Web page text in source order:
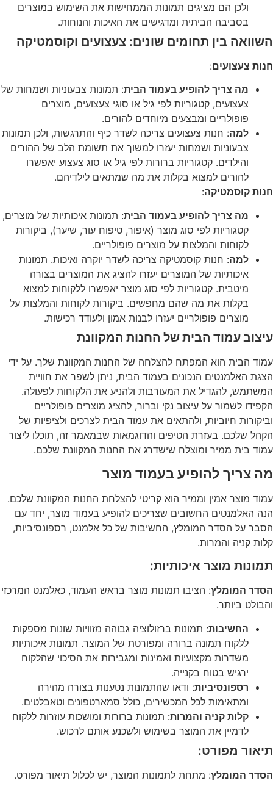
ולכן הם מציגים תמונות הממחישות את השימוש במוצרים
בסביבה הביתית ומדגישים את האיכות והנוחות.
השוואה בין תחומים שונים: צעצועים וקוסמטיקה
חנות צעצועים:
מה צריך להופיע בעמוד הבית: תמונות צבעוניות ושמחות של
צעצועים, קטגוריות לפי גיל או סוגי צעצועים, מוצרים
פופולריים ומבצעים מיוחדים להורים.
למה: חנות צעצועים צריכה לשדר כיף והתרגשות, ולכן תמונות
צבעוניות ושמחות יעזרו למשוך את תשומת הלב של ההורים
והילדים. קטגוריות ברורות לפי גיל או סוג צעצוע יאפשרו
להורים למצוא בקלות את מה שמתאים לילדיהם.
חנות קוסמטיקה:
מה צריך להופיע בעמוד הבית: תמונות איכותיות של מוצרים,
קטגוריות לפי סוג מוצר (איפור, טיפוח עור, שיער), ביקורות
לקוחות והמלצות על מוצרים פופולריים.
למה: חנות קוסמטיקה צריכה לשדר יוקרה ואיכות. תמונות
איכותיות של המוצרים יעזרו להציג את המוצרים בצורה
מיטבית. קטגוריות לפי סוג מוצר יאפשרו ללקוחות למצוא
בקלות את מה שהם מחפשים. ביקורות לקוחות והמלצות על
מוצרים פופולריים יעזרו לבנות אמון ולעודד רכישות.
עיצוב עמוד הבית של החנות המקוונת
עמוד הבית הוא המפתח להצלחה של החנות המקוונת שלך. על ידי
הצגת האלמנטים הנכונים בעמוד הבית, ניתן לשפר את חוויית
המשתמש, להגדיל את המעורבות ולהניע את הלקוחות לפעולה.
הקפידו לשמור על עיצוב נקי וברור, להציג מוצרים פופולריים
וביקורות חיוביות, ולהתאים את עמוד הבית לצרכים ולציפיות של
הקהל שלכם. בעזרת הטיפים והדוגמאות שבמאמר זה, תוכלו ליצור
עמוד בית ממיר ומוצלח שישדרג את החנות המקוונת שלכם.
מה צריך להופיע בעמוד מוצר
עמוד מוצר אמין וממיר הוא קריטי להצלחת החנות המקוונת שלכם.
הנה האלמנטים החשובים שצריכים להופיע בעמוד מוצר, יחד עם
הסבר על הסדר המומלץ, החשיבות של כל אלמנט, רספונסיביות,
קלות קניה והמרות.
תמונות מוצר איכותיות:
הסדר המומלץ: הציבו תמונות מוצר בראש העמוד, כאלמנט המרכזי
והבולט ביותר.
החשיבות: תמונות ברזולוציה גבוהה מזוויות שונות מספקות
ללקוח תמונה ברורה ומפורטת של המוצר. תמונות איכותיות
משדרות מקצועיות ואמינות ומגבירות את הסיכוי שהלקוח
ירגיש בטוח בקנייה.
רספונסיביות: ודאו שהתמונות נטענות בצורה מהירה
ומתאימות לכל המכשירים, כולל סמארטפונים וטאבלטים.
קלות קניה והמרות: תמונות ברורות ומושכות עוזרות ללקוח
לדמיין את המוצר בשימוש ולשכנע אותם לרכוש.
תיאור מפורט:
הסדר המומלץ: מתחת לתמונות המוצר, יש לכלול תיאור מפורט.